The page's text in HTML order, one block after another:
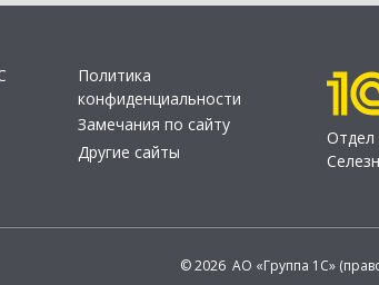
Политика
конфиденциальности
Замечания по сайту
Другие сайты
Отдел
© 2026 АО «Группа 1С»